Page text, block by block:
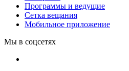
Программы и ведущие
Сетка вещания
Мобильное приложение
Мы в соцсетях